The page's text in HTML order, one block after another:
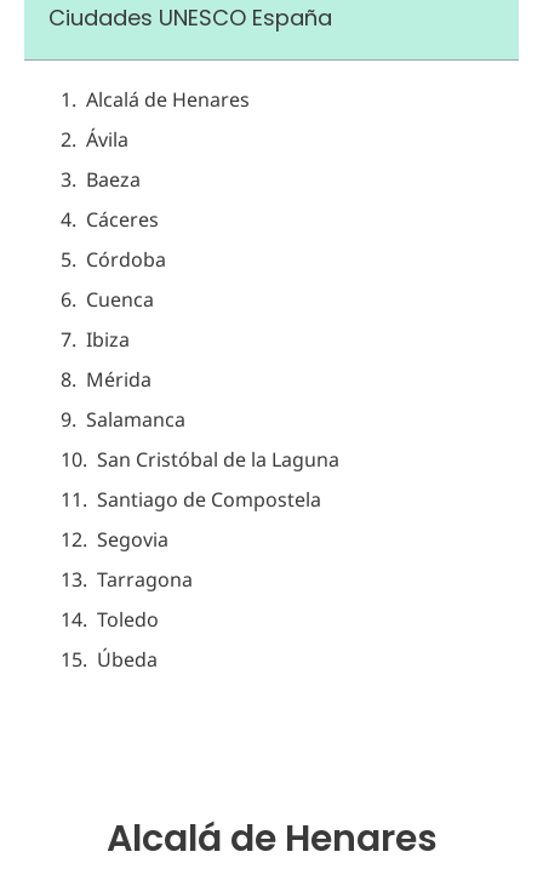
Ciudades UNESCO España
Alcalá de Henares
Ávila
Baeza
Cáceres
Córdoba
Cuenca
Ibiza
Mérida
Salamanca
San Cristóbal de la Laguna
Santiago de Compostela
Segovia
Tarragona
Toledo
Úbeda
Alcalá de Henares